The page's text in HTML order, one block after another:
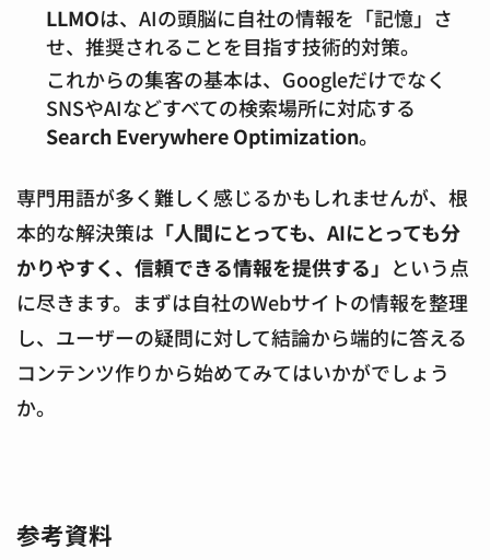
LLMOは、AIの頭脳に自社の情報を「記憶」さ
せ、推奨されることを目指す技術的対策。
これからの集客の基本は、Googleだけでなく
SNSやAIなどすべての検索場所に対応する
Search Everywhere Optimization。
専門用語が多く難しく感じるかもしれませんが、根
本的な解決策は 「人間にとっても、AIにとっても分
かりやすく、信頼できる情報を提供する」 という点
に尽きます。まずは自社のWebサイトの情報を整理
し、ユーザーの疑問に対して結論から端的に答える
コンテンツ作りから始めてみてはいかがでしょう
か。
参考資料